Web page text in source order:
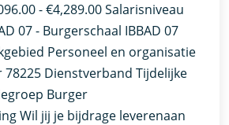
- €4,289.00 Salarisniveau
07 - Burgerschaal IBBAD 07
Personeel en organisatie
Dienstverband Tijdelijke
Burger​
Wil jij je bijdrage leverenaan